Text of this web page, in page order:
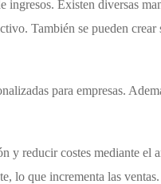
Existen diversas
También se pueden
para empresas.
reducir costes mediante el
lo que incrementa las ventas.